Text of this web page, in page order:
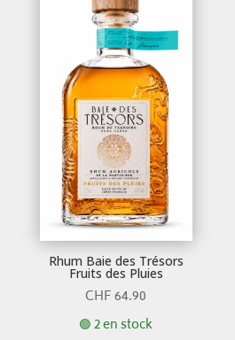
Rhum Baie des Trésors
Fruits des Pluies
CHF64.90
🟢 2 en stock